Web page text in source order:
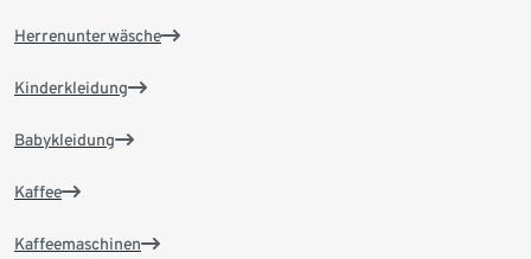
Herrenunterwäsche
Kinderkleidung
Babykleidung
Kaffee
Kaffeemaschinen